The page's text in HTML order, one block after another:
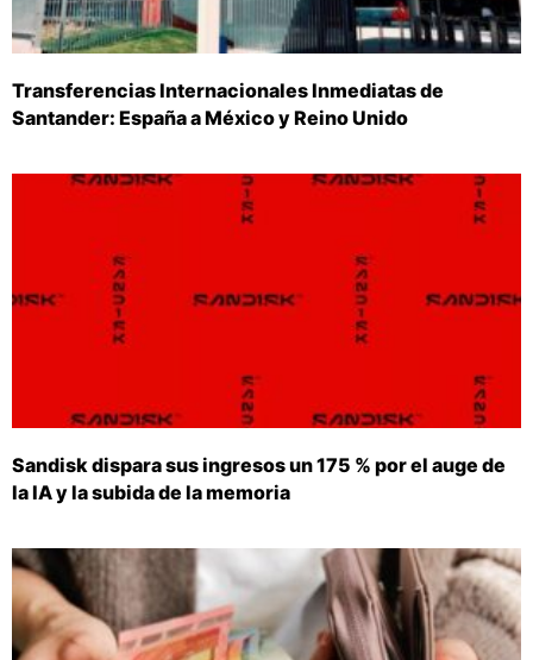
Transferencias Internacionales Inmediatas de
Santander: España a México y Reino Unido
Sandisk dispara sus ingresos un 175 % por el auge de
la IA y la subida de la memoria